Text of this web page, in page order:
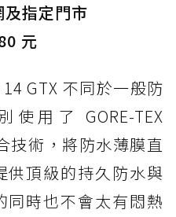
指定門市
元
14 GTX 不同於一般防
用了 GORE-TEX
技術，將防水薄膜直
供頂級的持久防水與
同時也不會太有悶熱